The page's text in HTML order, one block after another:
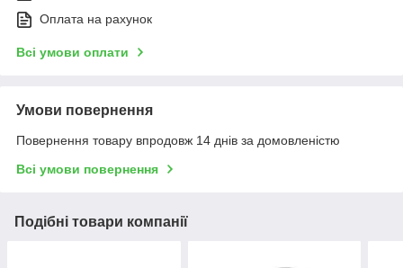
Оплата на рахунок
Всі умови оплати
Умови повернення
Повернення товару впродовж 14 днів за домовленістю
Всі умови повернення
Подібні товари компанії